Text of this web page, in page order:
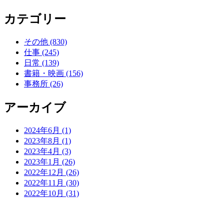
カテゴリー
その他 (830)
仕事 (245)
日常 (139)
書籍・映画 (156)
事務所 (26)
アーカイブ
2024年6月 (1)
2023年8月 (1)
2023年4月 (3)
2023年1月 (26)
2022年12月 (26)
2022年11月 (30)
2022年10月 (31)